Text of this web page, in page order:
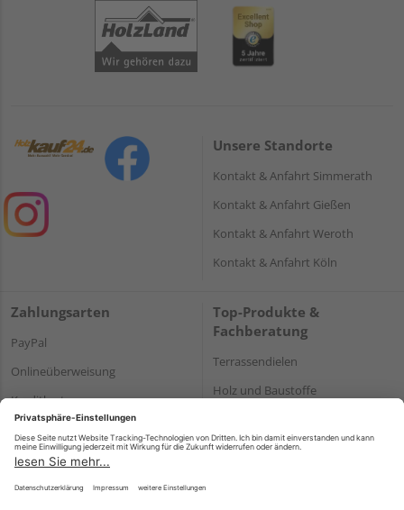
Unsere Standorte
Kontakt & Anfahrt Simmerath
Kontakt & Anfahrt Gießen
Kontakt & Anfahrt Weroth
Kontakt & Anfahrt Köln
Zahlungsarten
PayPal
Onlineüberweisung
Kreditkarte
*Bonität vorausgesetzt
Top-Produkte &
Fachberatung
Terrassendielen
Holz und Baustoffe